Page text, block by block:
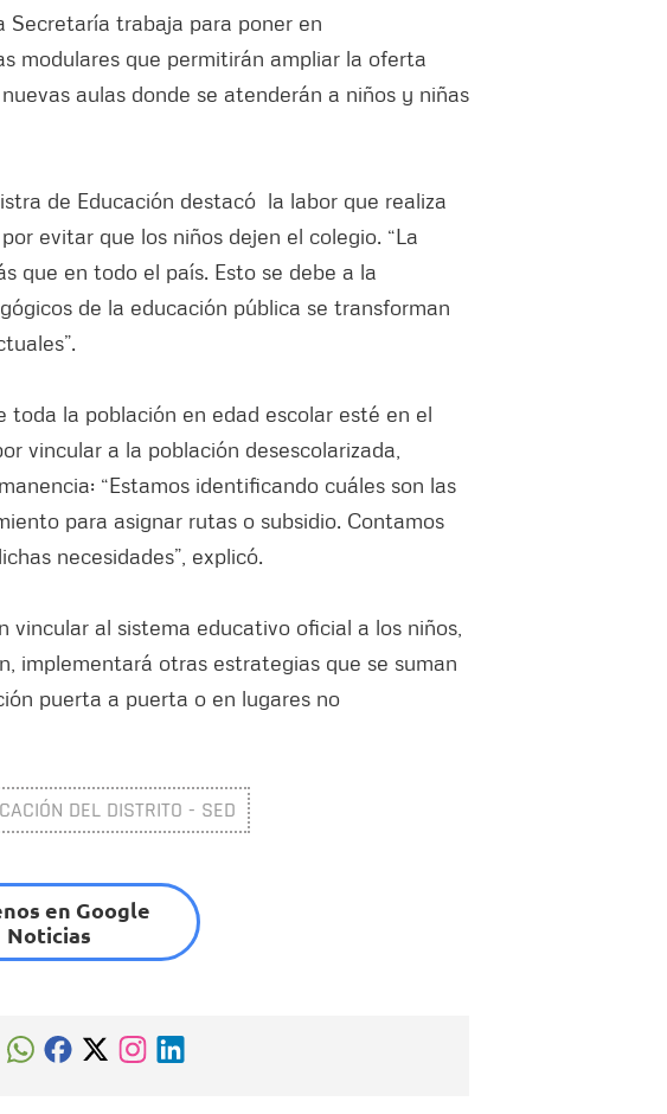
Secretaría trabaja para poner en
modulares que permitirán ampliar la oferta
aulas donde se atenderán a niños y niñas
de Educación destacó la labor que realiza
evitar que los niños dejen el colegio. “La
que en todo el país. Esto se debe a la
de la educación pública se transforman
toda la población en edad escolar esté en el
vincular a la población desescolarizada,
“Estamos identificando cuáles son las
para asignar rutas o subsidio. Contamos
necesidades”, explicó.
vincular al sistema educativo oficial a los niños,
implementará otras estrategias que se suman
puerta a puerta o en lugares no
DEL DISTRITO - SED
en Google
Noticias